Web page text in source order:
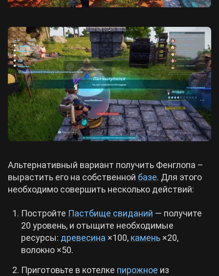
Альтернативный вариант получить Фенглопа –
вырастить его на собственной базе. Для этого
необходимо совершить несколько действий:
Постройте Пастбище свиданий — получите
20 уровень, и отыщите необходимые
ресурсы: древесина ×100, камень ×20,
волокно ×50.
Приготовьте в котелке пирожное из